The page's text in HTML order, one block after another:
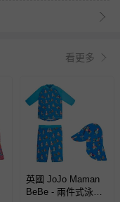
看更多
英國 JoJo Maman
BeBe - 兩件式泳裝